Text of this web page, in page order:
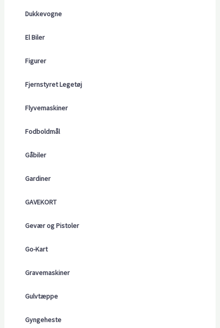
Dukkevogne
El Biler
Figurer
Fjernstyret Legetøj
Flyvemaskiner
Fodboldmål
Gåbiler
Gardiner
GAVEKORT
Gevær og Pistoler
Go-Kart
Gravemaskiner
Gulvtæppe
Gyngeheste